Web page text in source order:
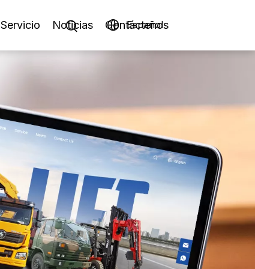
Servicio Noticias Contáctenos
Español